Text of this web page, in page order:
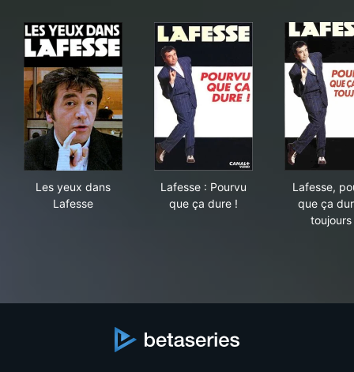
Les yeux dans
Lafesse
Lafesse : Pourvu
que ça dure !
Lafesse,
que ça
toujours